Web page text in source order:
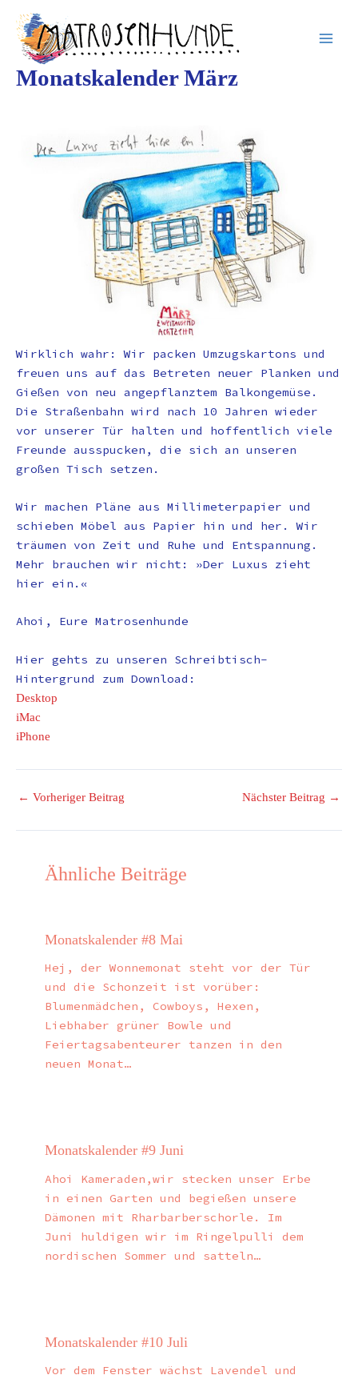
springen
Inhalt
springen
Monatskalender März
Wirklich wahr: Wir packen Umzugskartons und
freuen uns auf das Betreten neuer Planken und
Gießen von neu angepflanztem Balkongemüse.
Die Straßenbahn wird nach 10 Jahren wieder
vor unserer Tür halten und hoffentlich viele
Freunde ausspucken, die sich an unseren
großen Tisch setzen.
Wir machen Pläne aus Millimeterpapier und
schieben Möbel aus Papier hin und her. Wir
träumen von Zeit und Ruhe und Entspannung.
Mehr brauchen wir nicht: »Der Luxus zieht
hier ein.«
Ahoi, Eure Matrosenhunde
Hier gehts zu unseren Schreibtisch-
Hintergrund zum Download:
Desktop
iMac
iPhone
← Vorheriger Beitrag Nächster Beitrag →
Ähnliche Beiträge
Monatskalender #8 Mai
Hej, der Wonnemonat steht vor der Tür
und die Schonzeit ist vorüber:
Blumenmädchen, Cowboys, Hexen,
Liebhaber grüner Bowle und
Feiertagsabenteurer tanzen in den
neuen Monat…
Monatskalender #9 Juni
Ahoi Kameraden,wir stecken unser Erbe
in einen Garten und begießen unsere
Dämonen mit Rharbarberschorle. Im
Juni huldigen wir im Ringelpulli dem
nordischen Sommer und satteln…
Monatskalender #10 Juli
Vor dem Fenster wächst Lavendel und